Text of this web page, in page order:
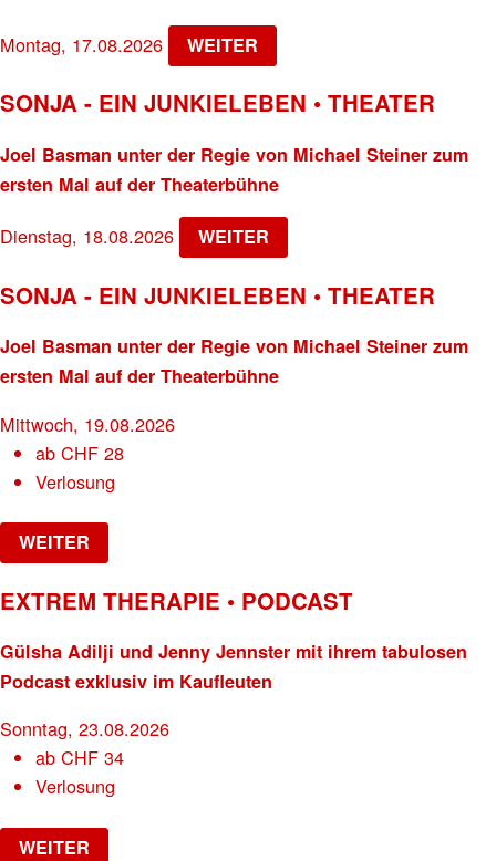
Montag, 17.08.2026 WEITER
SONJA - EIN JUNKIELEBEN • THEATER
Joel Basman unter der Regie von Michael Steiner zum
ersten Mal auf der Theaterbühne
Dienstag, 18.08.2026 WEITER
SONJA - EIN JUNKIELEBEN • THEATER
Joel Basman unter der Regie von Michael Steiner zum
ersten Mal auf der Theaterbühne
Mittwoch, 19.08.2026
abCHF 28
Verlosung
WEITER
EXTREM THERAPIE • PODCAST
Gülsha Adilji und Jenny Jennster mit ihrem tabulosen
Podcast exklusiv im Kaufleuten
Sonntag, 23.08.2026
abCHF 34
Verlosung
WEITER